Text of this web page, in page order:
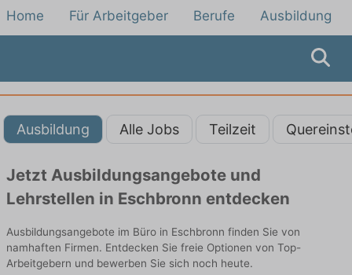
Home Für Arbeitgeber Berufe Ausbildung
Ausbildung Alle Jobs Teilzeit
Jetzt Ausbildungsangebote und
Lehrstellen in Eschbronn entdecken
Ausbildungsangebote im Büro in Eschbronn finden Sie von
namhaften Firmen. Entdecken Sie freie Optionen von Top-
Arbeitgebern und bewerben Sie sich noch heute.